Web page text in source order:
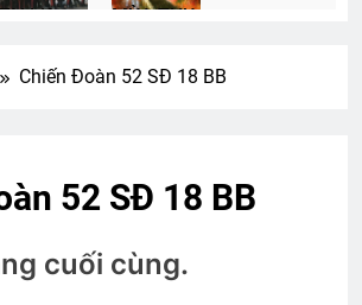
Tài Liệu MÙA THU
Đón Xuân Này Nhớ Xuân Xưa
2 Years Ago
Chiến Đoàn 52 SĐ 18 BB
52 SĐ 18 BB
cuối cùng.